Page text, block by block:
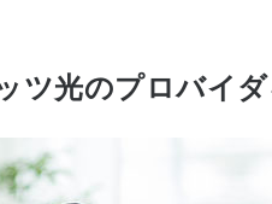
ツ光のプロバイ